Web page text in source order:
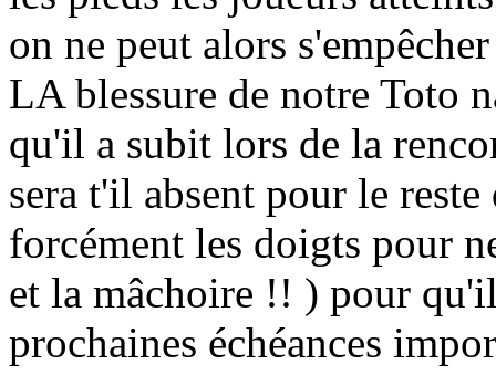
on ne peut alors
LA blessure de notre Toto
qu'il a subit lors de la
sera t'il absent pour le
forcément les doigts pour
et la mâchoire !! ) pour
prochaines échéances